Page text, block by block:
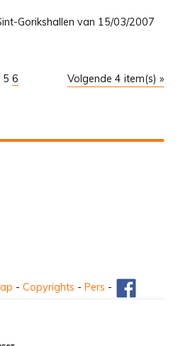
Gorikshallen van 15/03/2007
Volgende 4 item(s) »
5 6
- Copyrights - Pers -